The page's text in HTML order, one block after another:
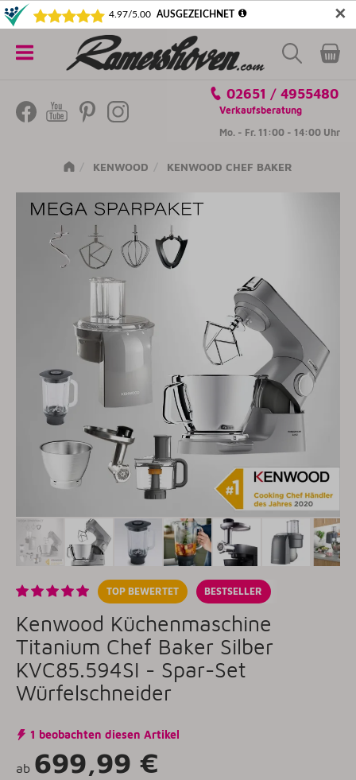
✕
5€ SICHERN! NEWSLETTER ABONNIEREN
Kategorien
02651 / 4955480
Verkaufsberatung
Mo. - Fr. 11:00 - 14:00 Uhr
KENWOOD KENWOOD CHEF BAKER
TOP BEWERTET BESTSELLER
Kenwood Küchenmaschine
Titanium Chef Baker Silber
KVC85.594SI - Spar-Set
Würfelschneider
1 beobachten diesen Artikel
ab 699,99 €